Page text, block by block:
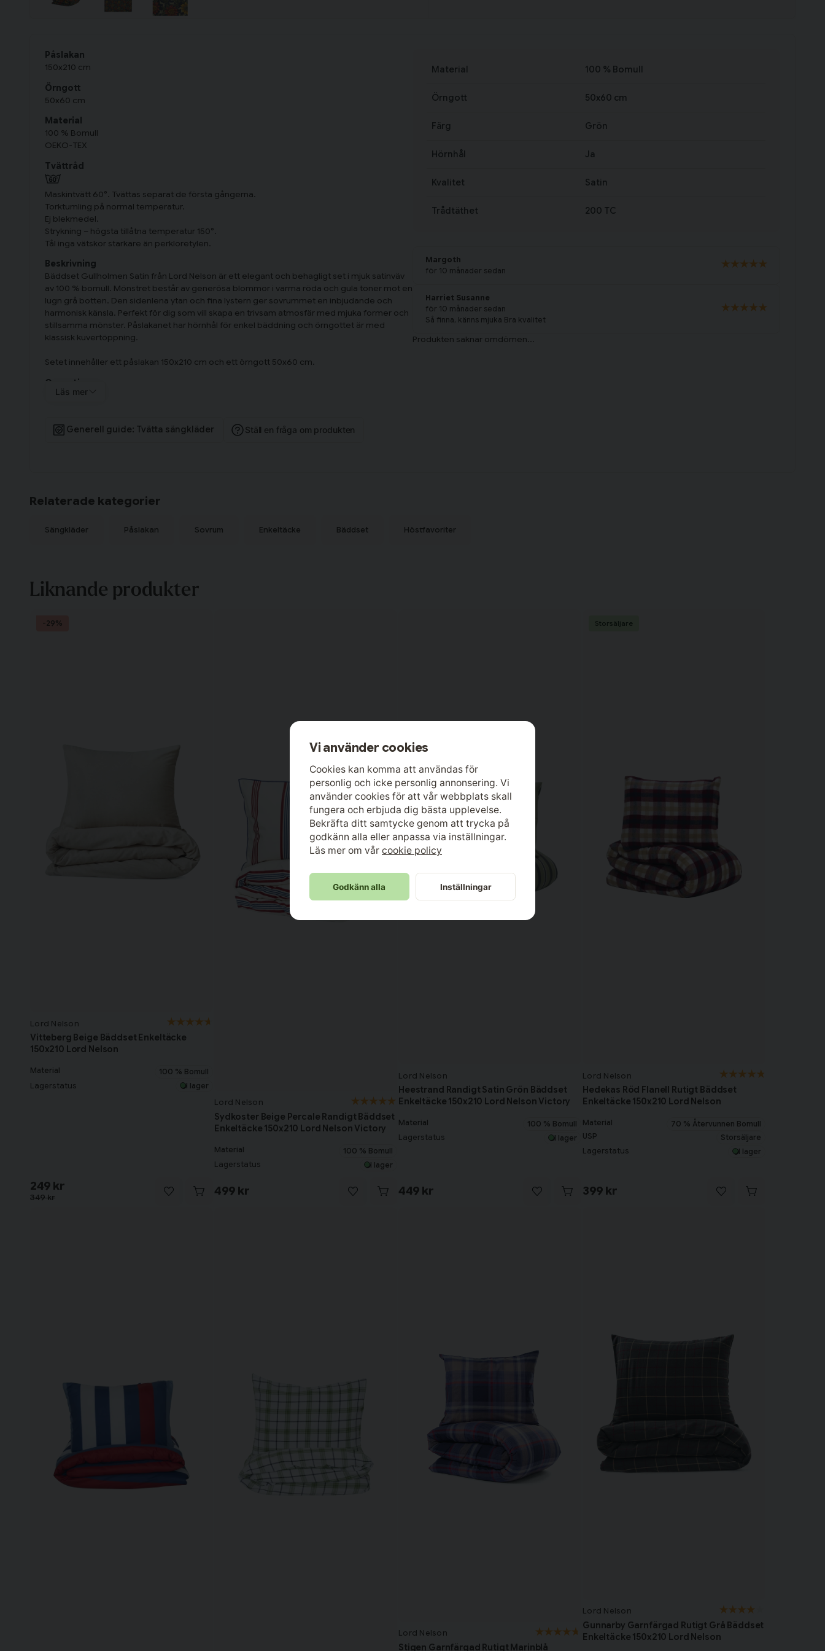
Påslakan
150x210 cm
Örngott
50x60 cm
Material
100 % Bomull
OEKO-TEX
Tvättråd
Maskintvätt 60°. Tvättas separat de första gångerna.
Torktumling på normal temperatur.
Ej blekmedel.
Strykning – högsta tillåtna temperatur 150°.
Tål inga vätskor starkare än perkloretylen.
Beskrivning
Bäddset Gullholmen Satin från Lord Nelson är ett elegant och behagligt set i mjuk satinväv
av 100 % bomull. Mönstret består av generösa blommor i varma röda och gula toner mot en
lugn grå botten. Den sidenlena ytan och fina lystern ger sovrummet en inbjudande och
harmonisk känsla. Perfekt för dig som vill skapa en trivsam atmosfär med mjuka former och
stillsamma mönster. Påslakanet har hörnhål för enkel bäddning och örngottet är med
klassisk kuvertöppning.
Setet innehåller ett påslakan 150x210 cm och ett örngott 50x60 cm.
Om satin
Satin vävs på ett sätt som ger tyget en fin glans och mjuk känsla mot huden. Den täta väven
Läs mer
Generell guide: Tvätta sängkläder Ställ en fråga om produkten
Material 100 % Bomull
Örngott 50x60 cm
Färg Grön
Hörnhål Ja
Kvalitet Satin
Trådtäthet 200 TC
Margoth
för 10 månader sedan
Harriet Susanne
för 10 månader sedan
Så finna, känns mjuka Bra kvalitet
Relaterade kategorier
Sängkläder Påslakan Sovrum Enkeltäcke Bäddset Höstfavoriter
Liknande produkter
Lord Nelson
Vitteberg Beige Bäddset Enkeltäcke
150x210 Lord Nelson
Material 100 % Bomull
Lagerstatus I lager
349 kr
249 kr
-29%
Lord Nelson
Sydkoster Beige Percale Randigt Bäddset
Enkeltäcke 150x210 Lord Nelson Victory
Material 100 % Bomull
Lagerstatus I lager
499 kr
Lord Nelson
Heestrand Randigt Satin Grön Bäddset
Enkeltäcke 150x210 Lord Nelson Victory
Material 100 % Bomull
Lagerstatus I lager
449 kr
Lord Nelson
Hedekas Röd Flanell Rutigt Bäddset
Enkeltäcke 150x210 Lord Nelson
Material
70 % Återvunnen Bomull
USP
Storsäljare
Lagerstatus I lager
399 kr
Storsäljare
Lord Nelson
Stigen Garnfärgad Rutigt Marinblå
Lord Nelson
Gunnarby Garnfärgad Rutigt Grå Bäddset
Enkeltäcke 150x210 Lord Nelson
Vi använder cookies
Cookies kan komma att användas för
personlig och icke personlig annonsering. Vi
använder cookies för att vår webbplats skall
fungera och erbjuda dig bästa upplevelse.
Bekräfta ditt samtycke genom att trycka på
godkänn alla eller anpassa via inställningar.
Läs mer om vår cookie policy
Godkänn alla Inställningar